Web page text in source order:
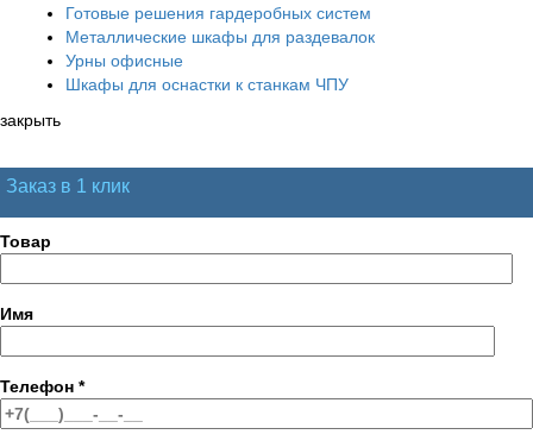
Готовые решения гардеробных систем
Металлические шкафы для раздевалок
Урны офисные
Шкафы для оснастки к станкам ЧПУ
закрыть
Заказ в 1 клик
Товар
Имя
Телефон *